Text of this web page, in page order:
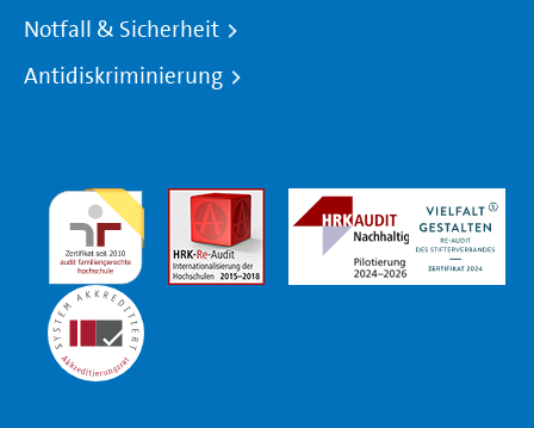
Notfall & Sicherheit
Antidiskriminierung